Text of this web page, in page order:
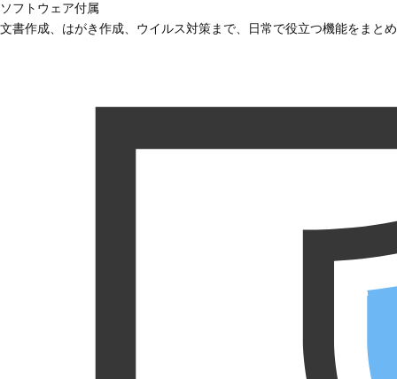
ソフトウェア付属
文書作成、はがき作成、ウイルス対策まで、日常で役立つ機能をまと